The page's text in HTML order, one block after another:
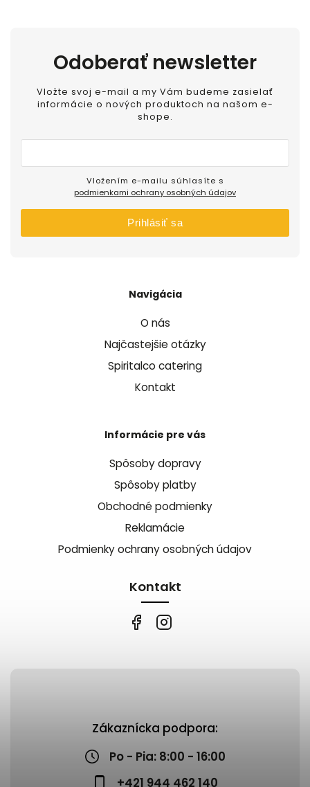
Zákaznícka podpora:
Po - Pia: 8:00 - 16:00
+421 944 462 140
Navigácia
O nás
Najčastejšie otázky
Spiritalco catering
Kontakt
Informácie pre vás
Spôsoby dopravy
Spôsoby platby
Obchodné podmienky
Reklamácie
Podmienky ochrany osobných údajov
Kontakt
Odoberať newsletter
Vložte svoj e-mail a my Vám budeme zasielať
informácie o nových produktoch na našom e-
shope.
podmienkami ochrany osobných údajov
Prihlásiť sa